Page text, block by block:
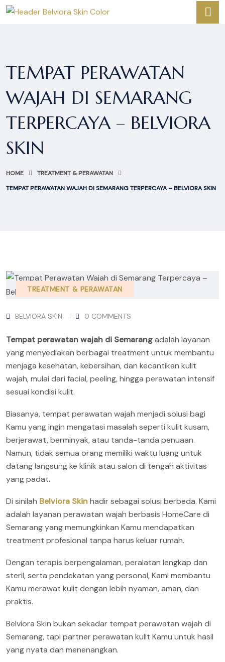
TEMPAT PERAWATAN
WAJAH DI SEMARANG
TERPERCAYA – BELVIORA
SKIN
HOME
TREATMENT & PERAWATAN
TEMPAT PERAWATAN WAJAH DI SEMARANG TERPERCAYA – BELVIORA SKIN
TREATMENT & PERAWATAN
BELVIORA SKIN 0 COMMENTS
Tempat perawatan wajah di Semarangadalah layanan
yang menyediakan berbagai treatment untuk membantu
menjaga kesehatan, kebersihan, dan kecantikan kulit
wajah, mulai dari facial, peeling, hingga perawatan intensif
sesuai kondisi kulit.
Biasanya, tempat perawatan wajah menjadi solusi bagi
Kamu yang ingin mengatasi masalah seperti kulit kusam,
berjerawat, berminyak, atau tanda-tanda penuaan.
Namun, tidak semua orang memiliki waktu luang untuk
datang langsung ke klinik atau salon di tengah aktivitas
yang padat.
Di sinilah Belviora Skinhadir sebagai solusi berbeda. Kami
adalah layanan perawatan wajah berbasis HomeCare di
Semarang yang memungkinkan Kamu mendapatkan
treatment profesional tanpa harus keluar rumah.
Dengan terapis berpengalaman, peralatan lengkap dan
steril, serta pendekatan yang personal, Kami membantu
Kamu merawat kulit dengan lebih nyaman, aman, dan
praktis.
Belviora Skin bukan sekadar tempat perawatan wajah di
Semarang, tapi partner perawatan kulit Kamu untuk hasil
yang nyata dan menenangkan.